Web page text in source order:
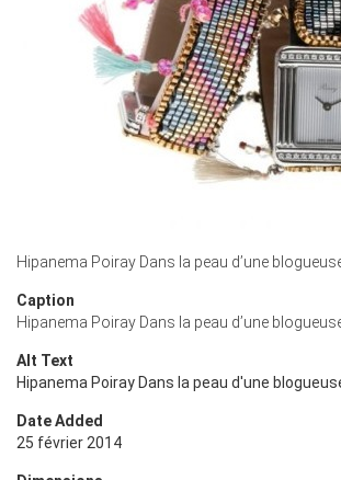
Hipanema Poiray Dans la peau d’une
Caption
Hipanema Poiray Dans la peau d’une
Alt Text
Hipanema Poiray Dans la peau d'une
Date Added
25 février 2014